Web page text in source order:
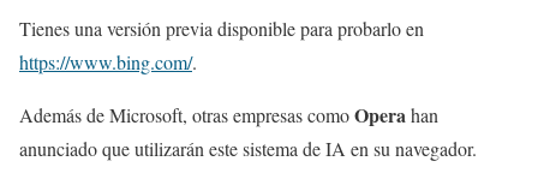
Tienes una versión previa disponible para probarlo en
https://www.bing.com/.
Además de Microsoft, otras empresas comoOperahan
anunciado que utilizarán este sistema de IA en su navegador.